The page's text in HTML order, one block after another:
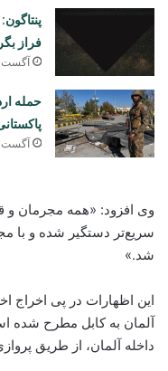
فراز
آگست 8,
حمله
آگست 8,
وی افزود: «همه مجرمان و
سریع‌تر دستگیر شده و با
شد.»
آلمان به کابل مطرح شده
داخله آلمان، از طریق